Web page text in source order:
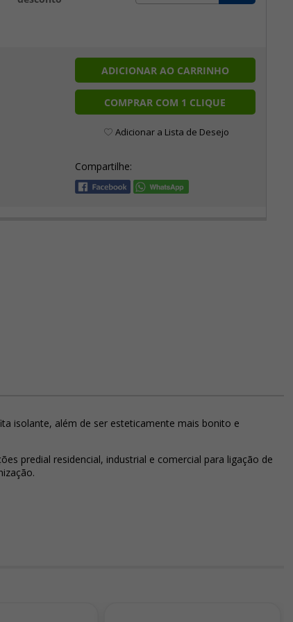
ADICIONAR AO CARRINHO
COMPRAR COM 1 CLIQUE
Adicionar a Lista de Desejo
Compartilhe:
isolante, além de ser esteticamente mais bonito e
predial residencial, industrial e comercial para ligação de